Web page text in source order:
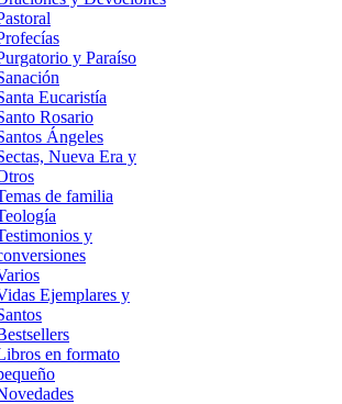
y Paraíso
Eucaristía
Rosario
Ángeles
Nueva Era y
de familia
y
Ejemplares y
en formato